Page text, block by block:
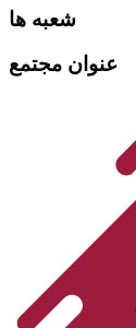
شعبه ها
عنوان مجتمع